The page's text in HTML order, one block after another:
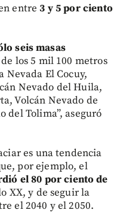
entre3 y 5 por ciento
seis masas
los 5 mil 100 metros
Nevada El Cocuy,
Nevado del Huila,
Volcán Nevado de
del Tolima”, aseguró
es una tendencia
por ejemplo, el
el 80 por ciento de
XX, y de seguir la
el 2040 y el 2050.